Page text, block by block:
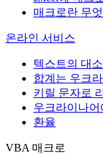
매크로란 무
온라인 서비스
텍스트의 대
합계는 우크
키릴 문자로
우크라이나
환율
VBA 매크로